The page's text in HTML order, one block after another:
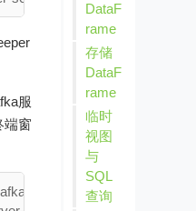
服
端窗
2.4.1
DataF
rame
存储
DataF
rame
临时
视图
与
SQL
查询